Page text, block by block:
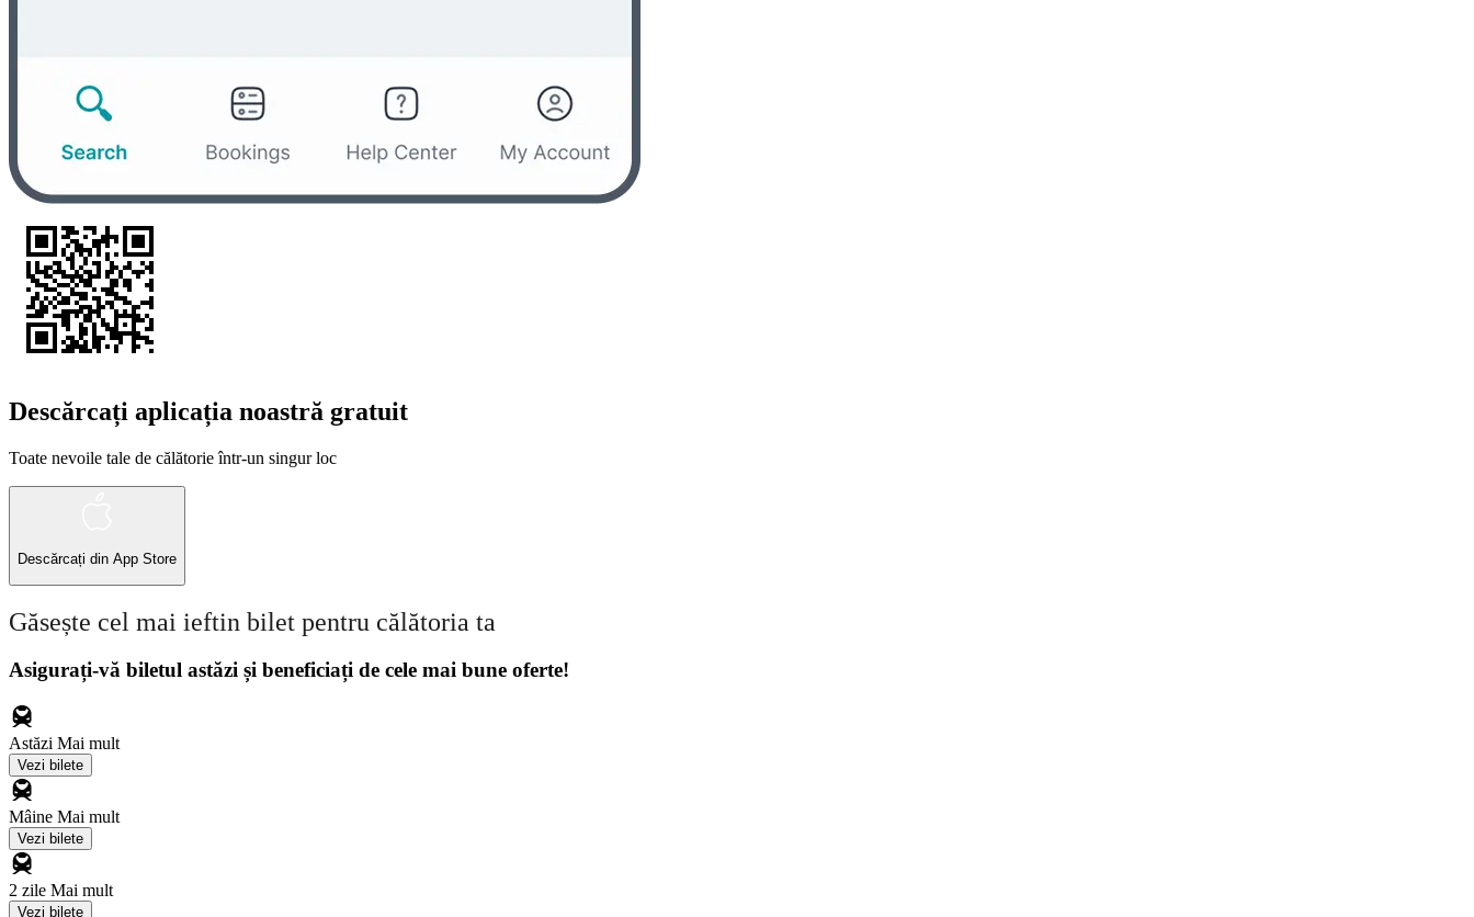
Descărcați aplicația noastră gratuit
Toate nevoile tale de călătorie într-un singur loc
Descărcați din App Store
Găsește cel mai ieftin bilet pentru călătoria ta
Asigurați-vă biletul astăzi și beneficiați de cele mai bune oferte!
Astăzi Mai mult
Vezi bilete
Mâine Mai mult
Vezi bilete
2 zile Mai mult
Vezi bilete